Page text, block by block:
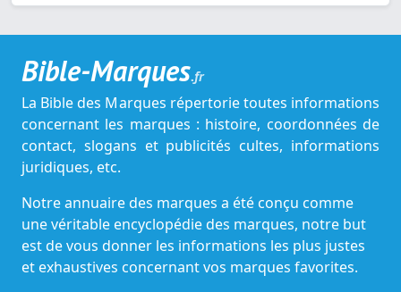
Bible-Marques.fr
La Bible des Marques répertorie toutes informations
concernant les marques : histoire, coordonnées de
contact, slogans et publicités cultes, informations
juridiques, etc.
Notre annuaire des marques a été conçu comme
une véritable encyclopédie des marques, notre but
est de vous donner les informations les plus justes
et exhaustives concernant vos marques favorites.